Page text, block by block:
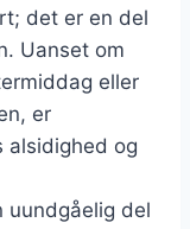
det er en del
Uanset om
eller
er
alsidighed og
del